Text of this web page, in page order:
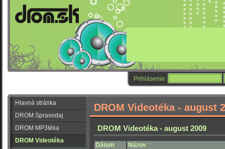
Prihlásenie:
Hlavná stránka
DROM Spravodaj
DROM MP3téka
DROM Videotéka
DROM Videotéka - august
DROM Videotéka - august 2009
Dátum
Názov